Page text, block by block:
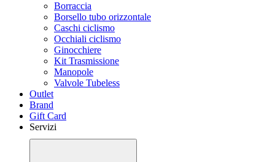
Borraccia
Borsello tubo orizzontale
Caschi ciclismo
Occhiali ciclismo
Ginocchiere
Kit Trasmissione
Manopole
Valvole Tubeless
Outlet
Brand
Gift Card
Servizi